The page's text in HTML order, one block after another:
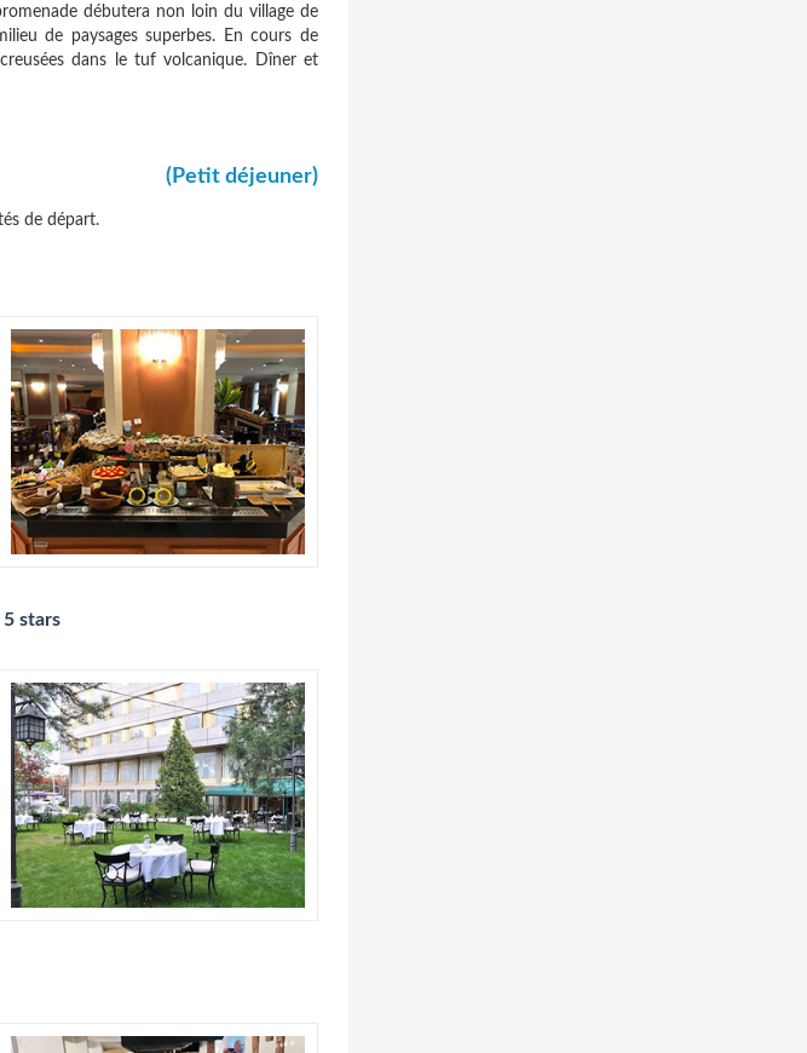
débutera non loin du village de
de paysages superbes. En cours de
dans le tuf volcanique. Dîner et
(Petit déjeuner)
de départ.
stars